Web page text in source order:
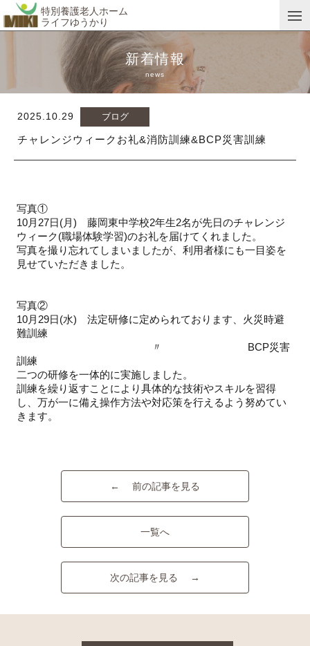
特別養護老人ホーム
ライフゆうかり
新着情報
news
2025.10.29 ブログ
チャレンジウィークお礼&消防訓練&BCP災害訓練
写真①
10月27日(月) 藤岡東中学校2年生2名が先日のチャレンジ
ウィーク(職場体験学習)のお礼を届けてくれました。
写真を撮り忘れてしまいましたが、利用者様にも一目姿を
見せていただきました。
写真②
10月29日(水) 法定研修に定められております、火災時避
難訓練
〃 BCP災害
訓練
二つの研修を一体的に実施しました。
訓練を繰り返すことにより具体的な技術やスキルを習得
し、万が一に備え操作方法や対応策を行えるよう努めてい
きます。
← 前の記事を見る
一覧へ
次の記事を見る →